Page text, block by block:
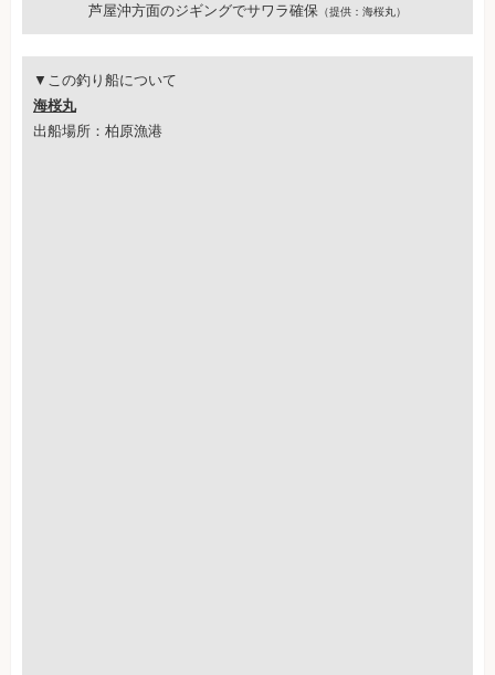
芦屋沖方面のジギングでサワラ確保 （提供：海桜丸）
▼この釣り船について
海桜丸
出船場所：柏原漁港